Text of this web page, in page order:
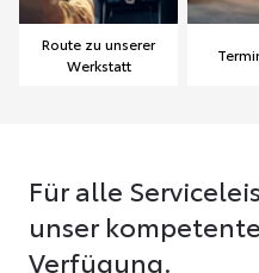
Route zu unserer
Werkstatt
Für alle
unser
Verfügung.